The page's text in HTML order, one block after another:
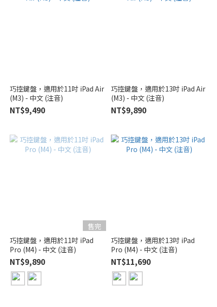
巧控鍵盤，適用於11吋 iPad Air
(M3) - 中文 (注音)
NT$9,490
巧控鍵盤，適用於13吋 iPad Air
(M3) - 中文 (注音)
NT$9,890
售完
巧控鍵盤，適用於11吋 iPad
Pro (M4) - 中文 (注音)
NT$9,890
巧控鍵盤，適用於13吋 iPad
Pro (M4) - 中文 (注音)
NT$11,690